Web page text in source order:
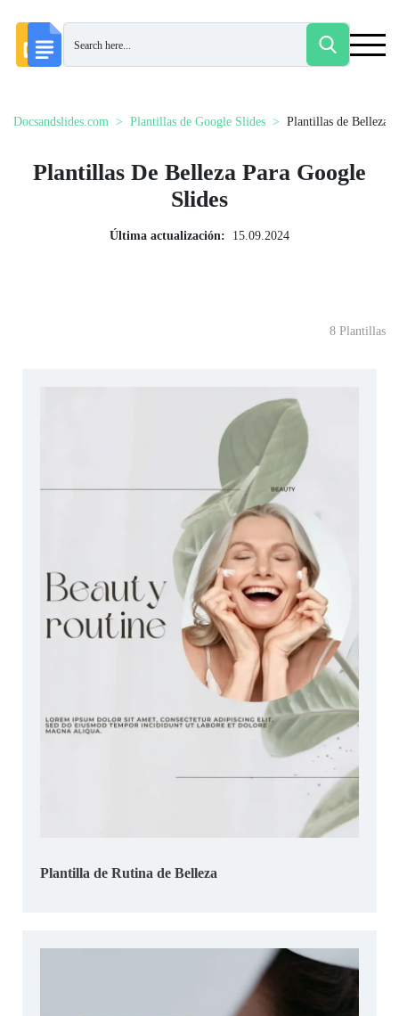
Docsandslides.com Plantillas de Google Slides Plantillas de Belleza
Plantillas De Belleza Para Google
Slides
Última actualización: 15.09.2024
8 Plantillas
Plantilla de Rutina de Belleza